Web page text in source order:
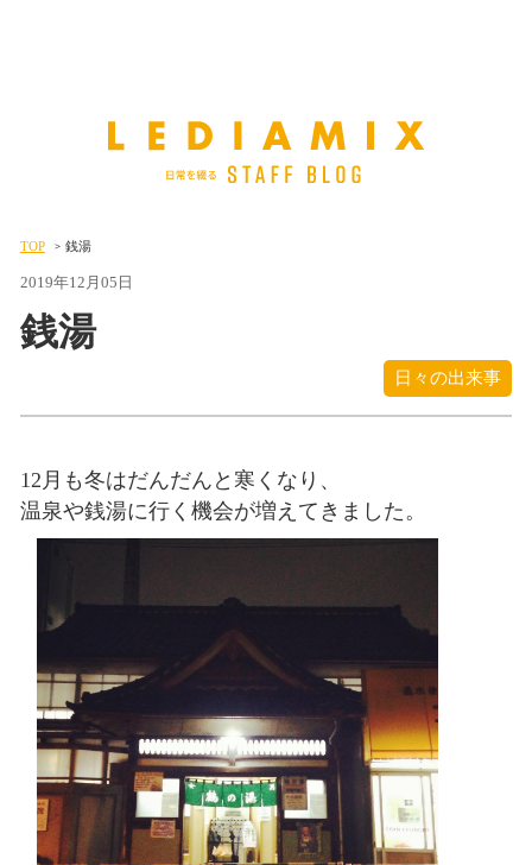
TOP 銭湯
2019年12月05日
銭湯
日々の出来事
12月も冬はだんだんと寒くなり、
温泉や銭湯に行く機会が増えてきました。